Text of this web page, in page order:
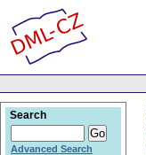
Search
Advanced Search